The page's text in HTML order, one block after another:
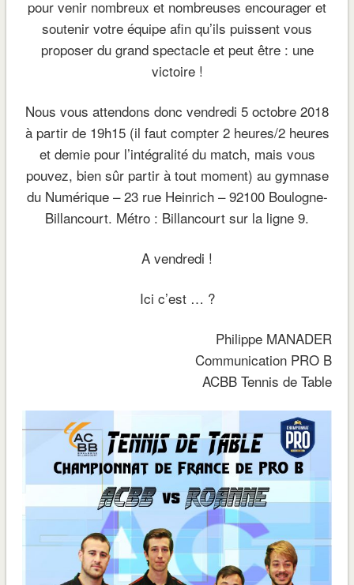
pour venir nombreux et nombreuses encourager et
soutenir votre équipe afin qu’ils puissent vous
proposer du grand spectacle et peut être : une
victoire !
Nous vous attendons donc vendredi 5 octobre 2018
à partir de 19h15 (il faut compter 2 heures/2 heures
et demie pour l’intégralité du match, mais vous
pouvez, bien sûr partir à tout moment) au gymnase
du Numérique – 23 rue Heinrich – 92100 Boulogne-
Billancourt. Métro : Billancourt sur la ligne 9.
A vendredi !
Ici c’est … ?
Philippe MANADER
Communication PRO B
ACBB Tennis de Table